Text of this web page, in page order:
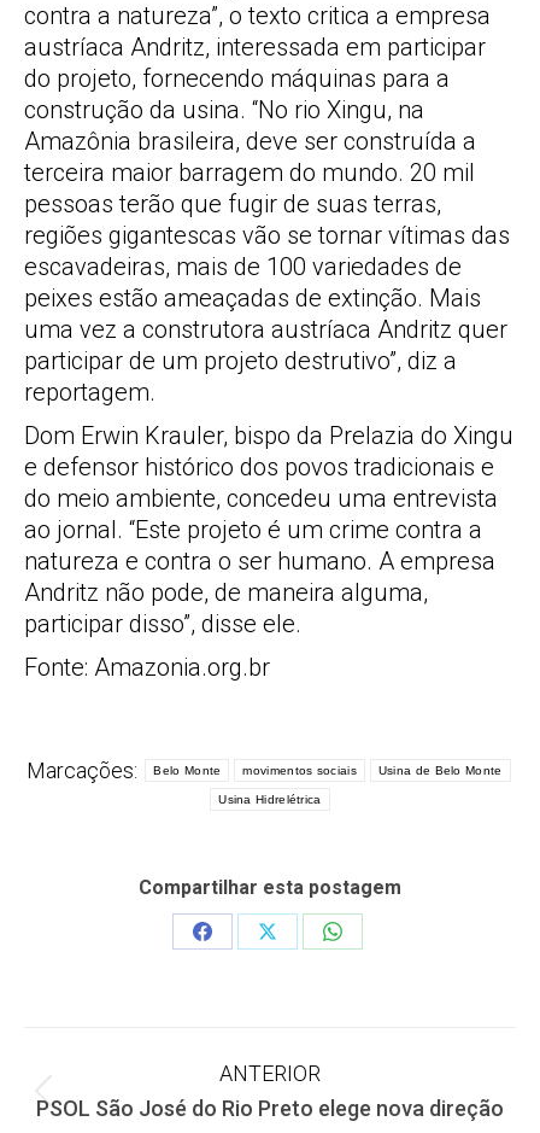
contra a natureza”, o texto critica a empresa
austríaca Andritz, interessada em participar
do projeto, fornecendo máquinas para a
construção da usina. “No rio Xingu, na
Amazônia brasileira, deve ser construída a
terceira maior barragem do mundo. 20 mil
pessoas terão que fugir de suas terras,
regiões gigantescas vão se tornar vítimas das
escavadeiras, mais de 100 variedades de
peixes estão ameaçadas de extinção. Mais
uma vez a construtora austríaca Andritz quer
participar de um projeto destrutivo”, diz a
reportagem.
Dom Erwin Krauler, bispo da Prelazia do Xingu
e defensor histórico dos povos tradicionais e
do meio ambiente, concedeu uma entrevista
ao jornal. “Este projeto é um crime contra a
natureza e contra o ser humano. A empresa
Andritz não pode, de maneira alguma,
participar disso”, disse ele.
Fonte: Amazonia.org.br
Marcações: Belo Monte movimentos sociais Usina de Belo Monte
Usina Hidrelétrica
Compartilhar esta postagem
Share
Share
Share
Navegação
ANTERIOR
Post
PSOL São José do Rio Preto elege nova direção